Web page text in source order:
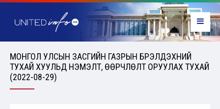
МОНГОЛ УЛСЫН ЗАСГИЙН ГАЗРЫН БҮРЭЛДЭХҮҮНИЙ
ТУХАЙ ХУУЛЬД НЭМЭЛТ, ӨӨРЧЛӨЛТ ОРУУЛАХ ТУХАЙ
(2022-08-29)